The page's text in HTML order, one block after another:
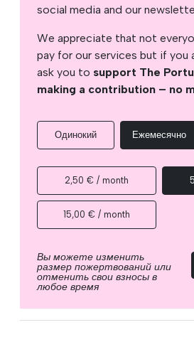
social media and our
We appreciate that not
pay for our services but if you
ask you to support The
making a contribution – no
Одинокий Ежемесячно
2,50 € / month
15,00 € / month
Вы можете изменить
размер пожертвований или
отменить свои взносы в
любое время